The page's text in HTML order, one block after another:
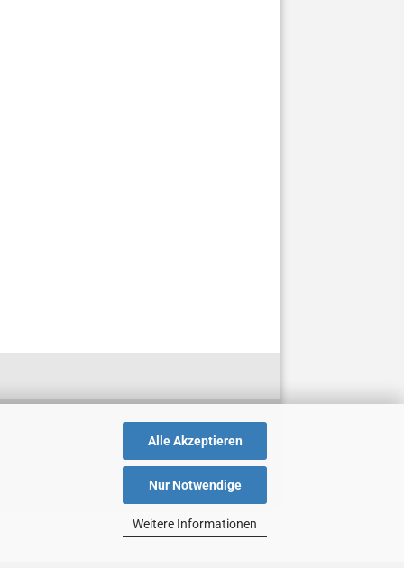
Alle Akzeptieren
Nur Notwendige
Weitere Informationen